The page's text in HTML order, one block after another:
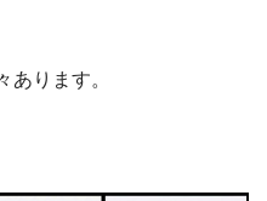
あります。